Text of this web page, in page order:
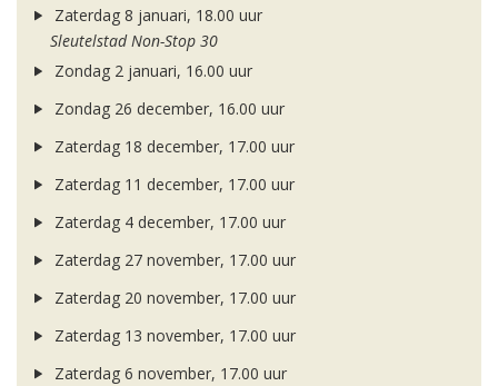
Zaterdag 8 januari, 18.00 uur
Sleutelstad Non-Stop 30
Zondag 2 januari, 16.00 uur
Zondag 26 december, 16.00 uur
Zaterdag 18 december, 17.00 uur
Zaterdag 11 december, 17.00 uur
Zaterdag 4 december, 17.00 uur
Zaterdag 27 november, 17.00 uur
Zaterdag 20 november, 17.00 uur
Zaterdag 13 november, 17.00 uur
Zaterdag 6 november, 17.00 uur